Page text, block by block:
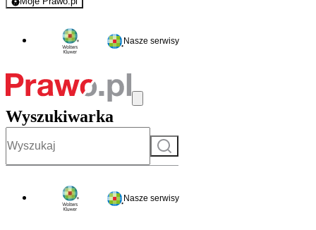
- rejestracja i logowanie do serwisu
Nasze serwisy
Wyszukiwarka
Szukaj
Nasze serwisy